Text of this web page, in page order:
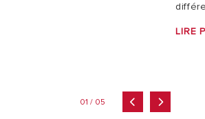
LIRE
01 / 05